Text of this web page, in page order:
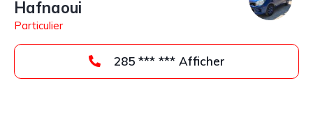
Hafnaoui
Particulier
285 *** *** Afficher